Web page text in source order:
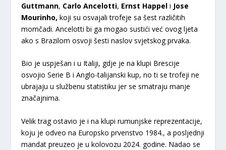
Guttmann, Carlo Ancelotti, Ernst Happeli Jose
Mourinho, koji su osvajali trofeje sa šest različitih
momčadi. Ancelotti bi ga mogao sustići već ovog ljeta
ako s Brazilom osvoji šesti naslov svjetskog prvaka.
Bio je uspješan i u Italiji, gdje je na klupi Brescije
osvojio Serie B i Anglo-talijanski kup, no ti se trofeji ne
ubrajaju u službenu statistiku jer se smatraju manje
značajnima.
Velik trag ostavio je i na klupi rumunjske reprezentacije,
koju je odveo na Europsko prvenstvo 1984., a posljednji
mandat preuzeo je u kolovozu 2024. godine. Nadao se